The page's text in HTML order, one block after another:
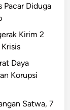
Pacar Diduga
Kirim 2
Daya
Korupsi
Satwa, 7